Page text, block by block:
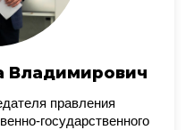
Владимирович
правления
государственного